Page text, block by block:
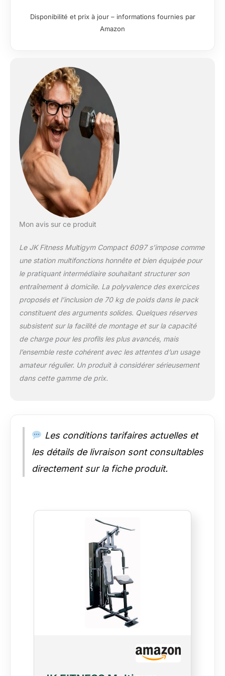
polyuréthane et poulies sur roulements
à billes pour une fluidité impeccable.
transpiration, avec des éponges anti-
écrasement pour un confort maximal.
[Dimensions Compactes] :
Mesures seulement 147 x 107 cm H 202
cm, parfaite pour les environnements
domestiques, sans renoncer à la
polyvalence d’une salle de sport
complète.
[Emballage et
expédition] : La station arrive à domicile
dans des emballages sécurisés divisés
en 4 colis : 191 x 48 x 17,5 cm, 171 x 27
x 18,5 cm, 39 x 20 x 24 cm et 39 x 20
x 27 cm, avec un poids brut total de 131
kg.
[Sécurité garantie] : Les
mouvements guidés et la position
correcte assurent un entraînement sûr,
[Accessoires inclus] : Barre lat, barre
triceps, chaîne, mousquetons et
coussin pour épaules pour élargir la
d'exercices] : Inclut un manuel détaillé
avec toutes les possibilités
d'entraînement.
[Entraînements
complets] : Permet d’effectuer le
développé-assis, le papillon, l’extension
des jambes, le high pulley, le low pulley,
la flexion des jambes, le curl sur banc
Scott et bien plus encore. Robustesse et
portée : cadre stable avec une charge
Disponibilité et prix à jour – informations fournies par
Amazon
Mon avis sur ce produit
Le JK Fitness Multigym Compact 6097 s’impose comme
une station multifonctions honnête et bien équipée pour
le pratiquant intermédiaire souhaitant structurer son
entraînement à domicile. La polyvalence des exercices
proposés et l’inclusion de 70 kg de poids dans le pack
constituent des arguments solides. Quelques réserves
subsistent sur la facilité de montage et sur la capacité
de charge pour les profils les plus avancés, mais
l’ensemble reste cohérent avec les attentes d’un usage
amateur régulier. Un produit à considérer sérieusement
dans cette gamme de prix.
Les conditions tarifaires actuelles et
les détails de livraison sont consultables
directement sur la fiche produit.